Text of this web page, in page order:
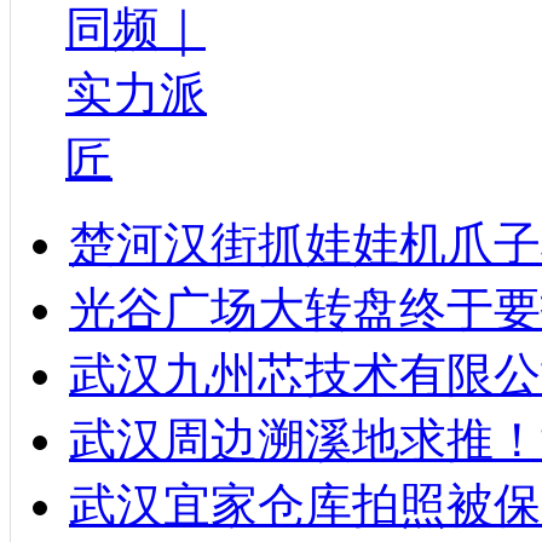
同频｜
实力派
匠
楚河汉街抓娃娃机爪
光谷广场大转盘终于
武汉九州芯技术有限
武汉周边溯溪地求推
武汉宜家仓库拍照被